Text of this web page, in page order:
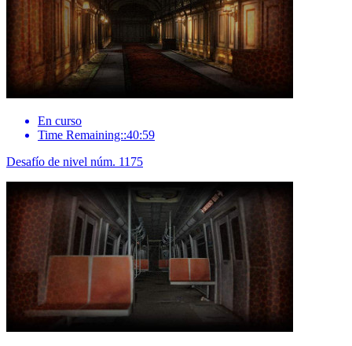
En curso
Time Remaining::40:59
Desafío de nivel núm. 1175